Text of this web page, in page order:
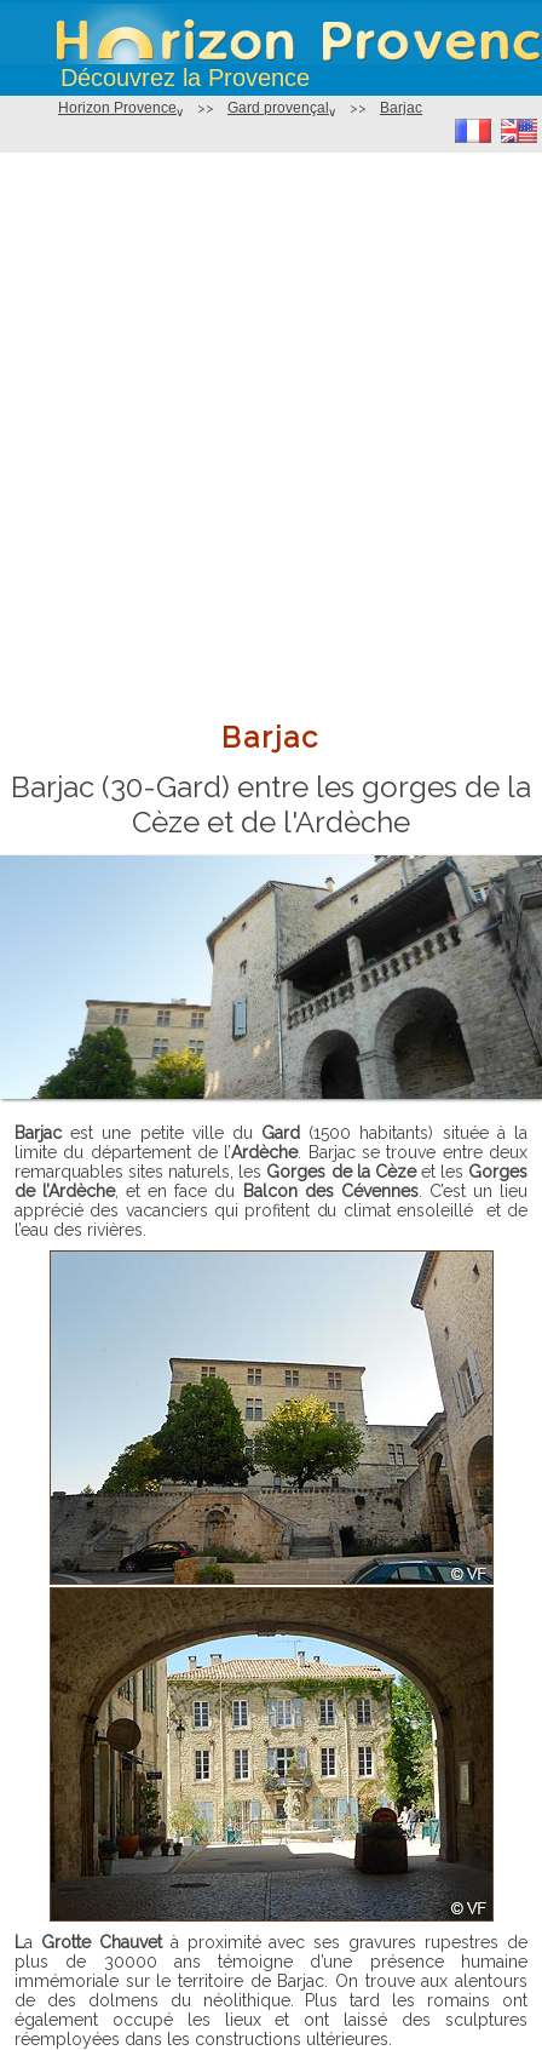
Découvrez la Provence
Horizon Provence >> Gard provençal >> Barjac
Barjac
Barjac (30-Gard) entre les gorges de la
Cèze et de l'Ardèche
Barjac est une petite ville du Gard (1500 habitants) située à la
limite du département de l’Ardèche. Barjac se trouve entre deux
remarquables sites naturels, les Gorges de la Cèzeet les Gorges
de l’Ardèche, et en face du Balcon des Cévennes. C’est un lieu
apprécié des vacanciers qui profitent du climat ensoleillé et de
l’eau des rivières.
La Grotte Chauvetà proximité avec ses gravures rupestres de
plus de 30000 ans témoigne d’une présence humaine
immémoriale sur le territoire de Barjac. On trouve aux alentours
de des dolmens du néolithique. Plus tard les romains ont
également occupé les lieux et ont laissé des sculptures
réemployées dans les constructions ultérieures.